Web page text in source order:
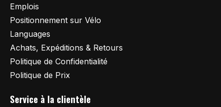
Emplois
Positionnement sur Vélo
Languages
Achats, Expéditions & Retours
Politique de Confidentialité
Politique de Prix
Service à la clientèle